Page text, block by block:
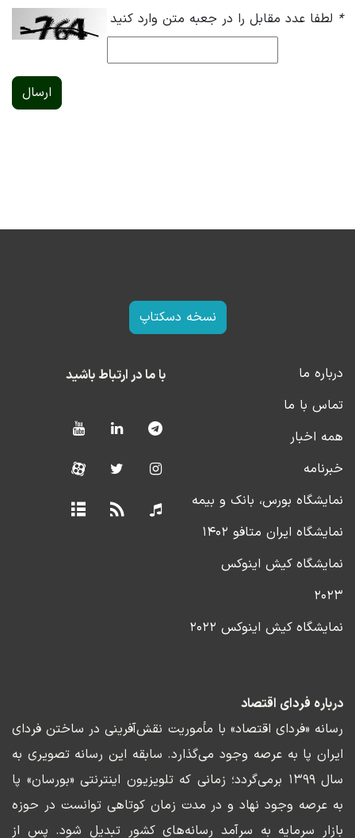
* لطفا عدد مقابل را در جعبه متن وارد کنید
ارسال
نسخه دسکتاپ
درباره ما
تماس با ما
همه اخبار
خبرنامه
نمایشگاه بورس، بانک و بیمه
نمایشگاه ایران متافو ۱۴۰۲
نمایشگاه کیش اینوکس
۲۰۲۳
نمایشگاه کیش اینوکس ۲۰۲۲
با ما در ارتباط باشید
درباره فردای اقتصاد
رسانه «فردای اقتصاد» با مأموریت نقش‌آفرینی در ساختن فردای
ایران پا به عرصه وجود می‌گذارد. سابقه این رسانه تصویری به
سال ۱۳۹۹ برمی‌گردد؛ زمانی که تلویزیون اینترنتی «بورسان» پا
به عرصه وجود نهاد و در مدت زمان کوتاهی توانست در حوزه
بازار سرمایه به سرآمد رسانه‌های کشور تبدیل شود. پس از